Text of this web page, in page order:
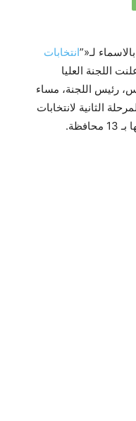
لـ«”انتخابات
أعلنت اللجنة العليا
رئيس اللجنة، مساء
الثانية لانتخابات